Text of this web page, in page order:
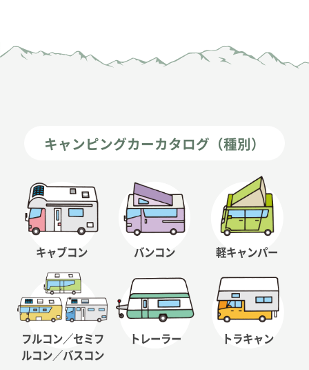
キャンピングカーカタログ（種別）
キャブコン バンコン 軽キャンパー
フルコン／セミフ
ルコン／バスコン
トレーラー トラキャン